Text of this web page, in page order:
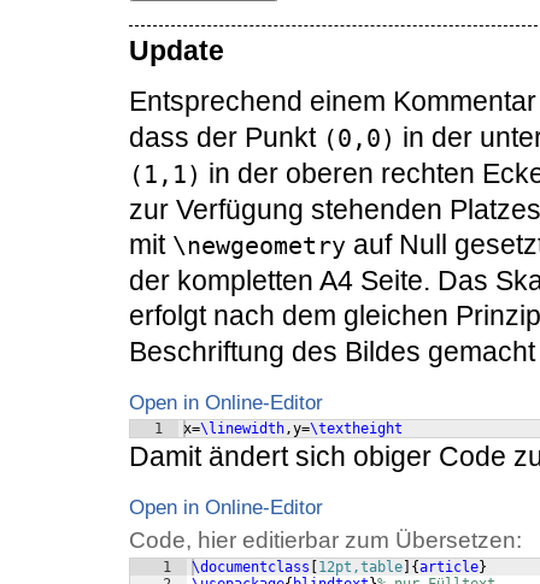
Update
Entsprechend einem
dass der Punkt (0,0) in der
(1,1) in der oberen rechten
zur Verfügung stehenden
mit \newgeometry auf Null
der kompletten A4 Seite. Das
erfolgt nach dem gleichen
Beschriftung des Bildes
Open in Online-Editor
1 x=\linewidth,y=\textheight
Damit ändert sich obiger Code
Open in Online-Editor
Code, hier editierbar zum Übersetzen:
1
\documentclass 12pt,table {article}